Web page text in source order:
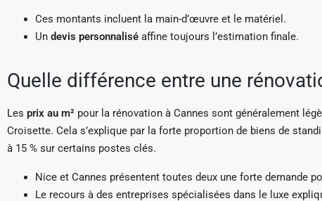
Ces montants incluent la main-d’œuvre et le matériel.
Un devis personnalisé affine toujours l’estimation finale.
Quelle différence entre une
Les prix au m² pour la rénovation à Cannes sont généralement
Croisette. Cela s’explique par la forte proportion de biens de
à 15 % sur certains postes clés.
Nice et Cannes présentent toutes deux une forte demande
Le recours à des entreprises spécialisées dans le luxe